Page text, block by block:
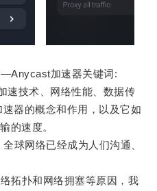
加速器关键词:
速技术、网络性能、数据传
器的概念和作用，以及它如
的速度。
网络已经成为人们沟通、
扑和网络拥塞等原因，我